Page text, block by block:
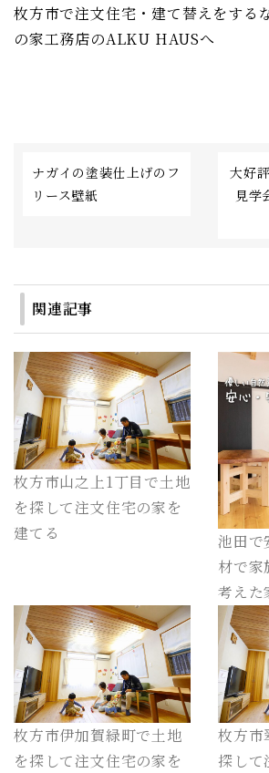
枚方市で注文住宅・建て替えをする
の家工務店のALKU HAUSへ
ナガイの塗装仕上げのフ
リース壁紙
大好
見学
関連記事
枚方市山之上1丁目で土地
を探して注文住宅の家を
建てる
池田で
材で家
考えた
枚方市伊加賀緑町で土地
を探して注文住宅の家を
枚方市
探して